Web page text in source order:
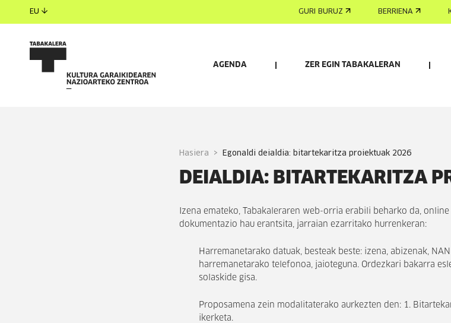
EU GURI BURUZ BERRIENA
AGENDA ZER EGIN TABAKALERAN
Hasiera egonaldi deialdia: bitartekaritza proiektuak 2026
DEIALDIA: BITARTEKARITZA
Izena emateko, Tabakaleraren web-orria erabili beharko da,
dokumentazio hau erantsita, jarraian ezarritako hurrenkeran:
Harremanetarako datuak, besteak beste: izena, abizenak,
harremanetarako telefonoa, jaioteguna. Ordezkari bakarra
solaskide gisa.
Proposamena zein modalitaterako aurkezten den: 1.
ikerketa.